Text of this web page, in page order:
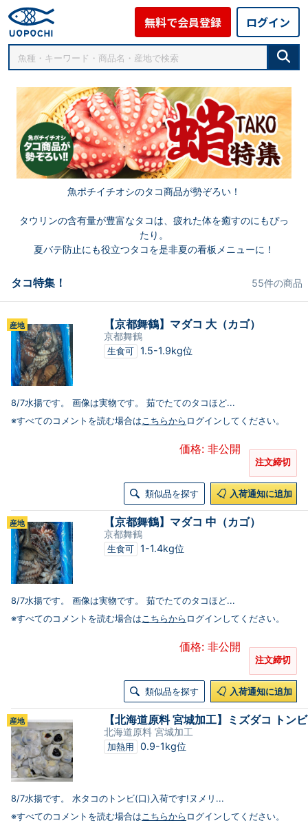
無料で会員登録 ログイン
魚ポチイチオシのタコ商品が勢ぞろい！
タウリンの含有量が豊富なタコは、疲れた体を癒すのにもぴっ
たり。
夏バテ防止にも役立つタコを是非夏の看板メニューに！
タコ特集！ 55件の商品
産地 【京都舞鶴】マダコ 大（カゴ）
京都舞鶴
生食可 1.5-1.9kg位
8/7水揚です。 画像は実物です。 茹でたてのタコほど...
※すべてのコメントを読む場合はこちらから ログインしてください。
価格: 非公開
注文締切
類似品を探す 入荷通知に追加
産地 【京都舞鶴】マダコ 中（カゴ）
京都舞鶴
生食可 1-1.4kg位
8/7水揚です。 画像は実物です。 茹でたてのタコほど...
※すべてのコメントを読む場合はこちらから ログインしてください。
価格: 非公開
注文締切
類似品を探す 入荷通知に追加
産地 【北海道原料 宮城加工】ミズダコ トンビ
北海道原料 宮城加工
加熱用 0.9-1kg位
8/7水揚です。 水タコのトンビ(口)入荷です!ヌメリ...
※すべてのコメントを読む場合はこちらから ログインしてください。